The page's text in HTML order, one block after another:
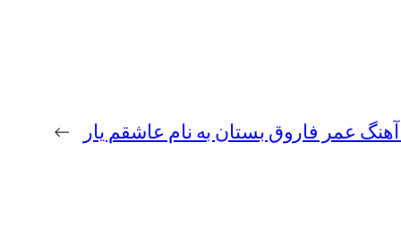
آهنگ عمر فاروق بستان به نام عاشقم یار →